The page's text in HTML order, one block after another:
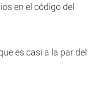
en el código del
es casi a la par del